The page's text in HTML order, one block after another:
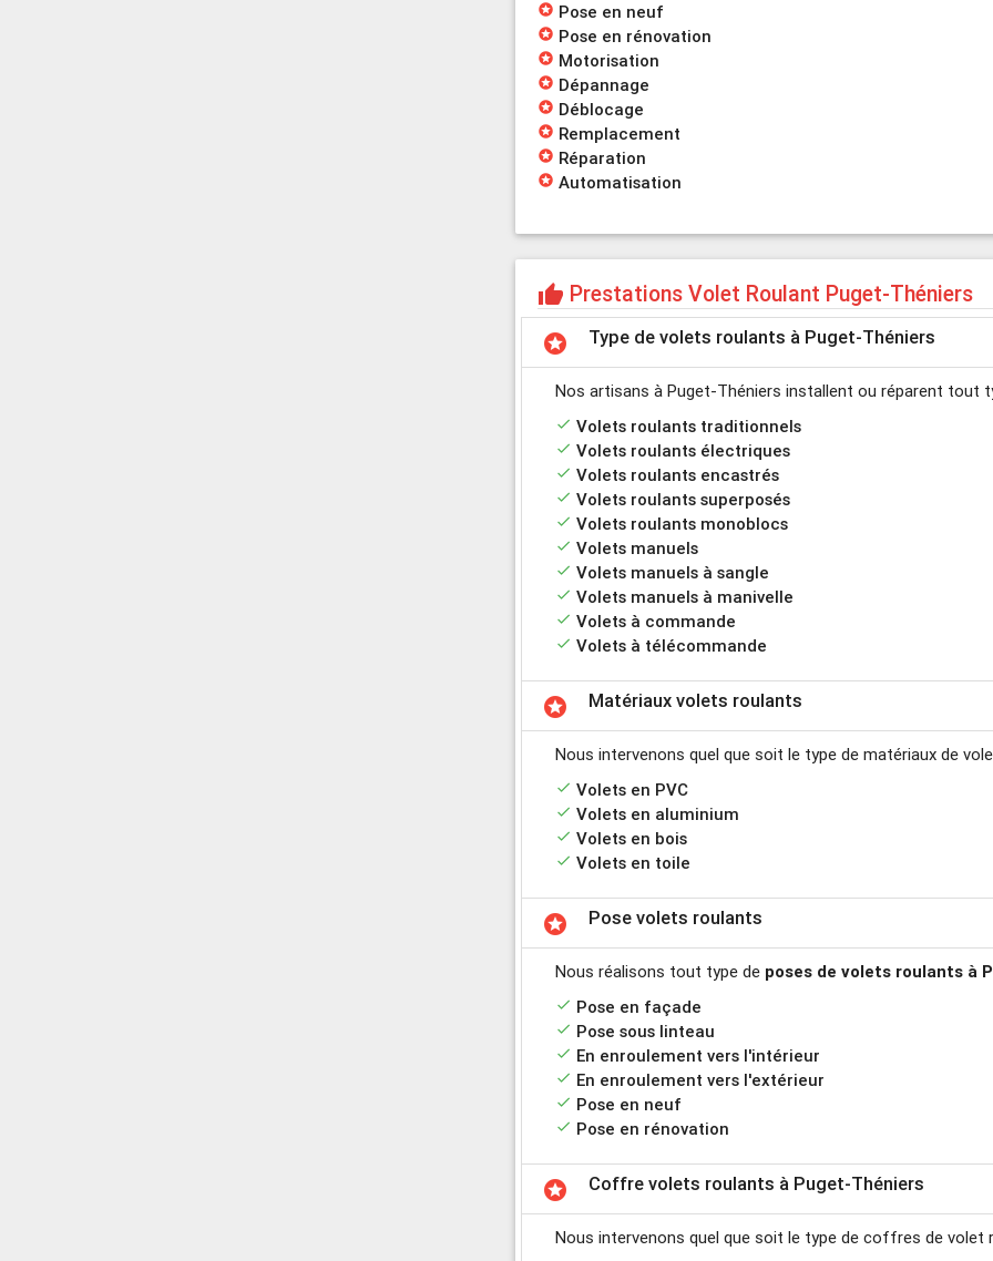
stars Pose en neuf
stars Pose en rénovation
stars Motorisation
stars Dépannage
stars Déblocage
stars Remplacement
stars Réparation
stars Automatisation
thumb_up Prestations Volet Roulant Puget-Théniers
stars Type de volets roulants à Puget-Théniers
Nos artisans à Puget-Théniers installent ou réparent tout
done Volets roulants traditionnels
done Volets roulants électriques
done Volets roulants encastrés
done Volets roulants superposés
done Volets roulants monoblocs
done Volets manuels
done Volets manuels à sangle
done Volets manuels à manivelle
done Volets à commande
done Volets à télécommande
stars Matériaux volets roulants
Nous intervenons quel que soit le type de matériaux de
done Volets en PVC
done Volets en aluminium
done Volets en bois
done Volets en toile
stars Pose volets roulants
Nous réalisons tout type de poses de volets roulants à
done Pose en façade
done Pose sous linteau
done En enroulement vers l'intérieur
done En enroulement vers l'extérieur
done Pose en neuf
done Pose en rénovation
stars Coffre volets roulants à Puget-Théniers
Nous intervenons quel que soit le type de coffres de volet